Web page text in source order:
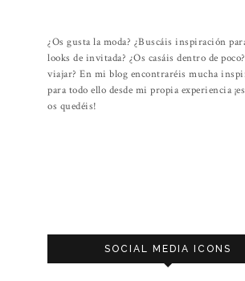
¿Os gusta la moda? ¿Buscáis inspiración
looks de invitada? ¿Os casáis dentro de
viajar? En mi blog encontraréis mucha
para todo ello desde mi propia experiencia
os quedéis!
SOCIAL MEDIA ICONS